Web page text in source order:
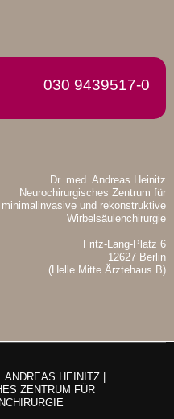
030 9439517-0
Dr. med. Andreas Heinitz
Neurochirurgisches Zentrum für
minimalinvasive und rekonstruktive
Wirbelsäulenchirurgie
Fritz-Lang-Platz 6
12627 Berlin
(Helle Mitte Ärztehaus B)
HEINITZ |
ZENTRUM FÜR